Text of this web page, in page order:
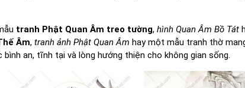
tranh Phật Quan Âm treo tường, hình Quan Âm Bồ Tát
Âm, tranh ảnh Phật Quan Âm hay một mẫu tranh thờ
an, tĩnh tại và lòng hướng thiện cho không gian sống.